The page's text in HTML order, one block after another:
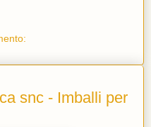
snc - Imballi per